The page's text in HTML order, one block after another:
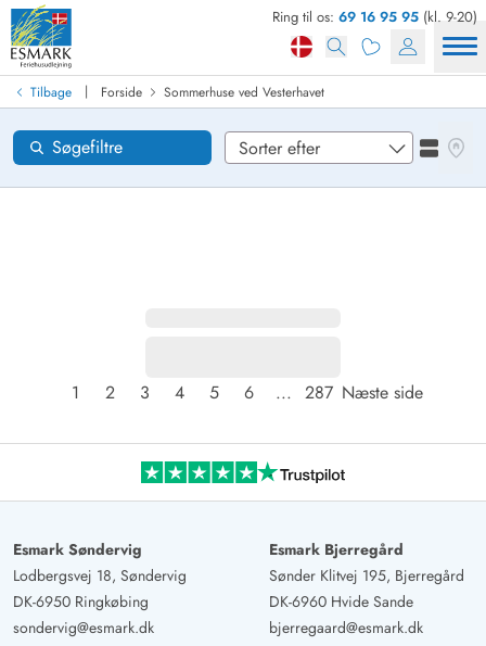
Ring til os: 69 16 95 95 (kl. 9-20)
Tilbage | Forside Sommerhuse ved Vesterhavet
1 2 3 4 5 6 ... 287 Næste side
Søgefiltre
Se
Find sommerhus
Ankomst
Områder
Esmark Søndervig
Lodbergsvej 18, Søndervig
DK-6950 Ringkøbing
sondervig@esmark.dk
Esmark Bjerregård
Sønder Klitvej 195, Bjerregård
DK-6960 Hvide Sande
bjerregaard@esmark.dk